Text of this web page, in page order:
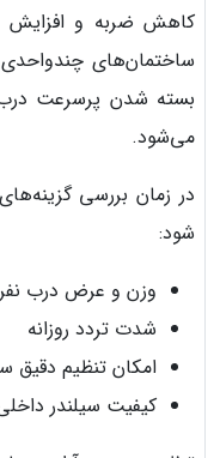
کاهش ضربه و افزایش
ساختمان‌های
بسته شدن پرسرعت درب
می‌شود.
در زمان بررسی
شود:
وزن و عرض درب
شدت تردد روزانه
امکان تنظیم دقیق
کیفیت سیلندر